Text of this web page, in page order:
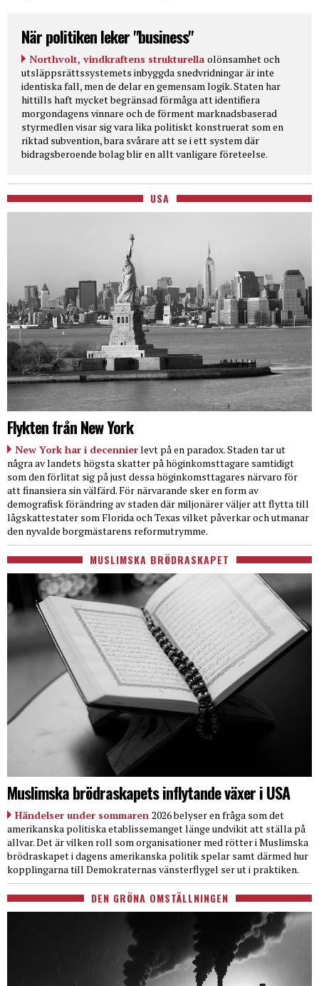
När politiken leker "business"
Northvolt, vindkraftens strukturella olönsamhet och
utsläppsrättssystemets inbyggda snedvridningar är inte
identiska fall, men de delar en gemensam logik. Staten har
hittills haft mycket begränsad förmåga att identifiera
morgondagens vinnare och de förment marknadsbaserad
styrmedlen visar sig vara lika politiskt konstruerat som en
riktad subvention, bara svårare att se i ett system där
bidragsberoende bolag blir en allt vanligare företeelse.
USA
Flykten från New York
New York har i decennierlevt på en paradox. Staden tar ut
några av landets högsta skatter på höginkomsttagare samtidigt
som den förlitat sig på just dessa höginkomsttagares närvaro för
att finansiera sin välfärd. För närvarande sker en form av
demografisk förändring av staden där miljonärer väljer att flytta till
lågskattestater som Florida och Texas vilket påverkar och utmanar
den nyvalde borgmästarens reformutrymme.
MUSLIMSKA BRÖDRASKAPET
Muslimska brödraskapets inflytande växer i USA
Händelser under sommaren 2026 belyser en fråga som det
amerikanska politiska etablissemanget länge undvikit att ställa på
allvar. Det är vilken roll som organisationer med rötter i Muslimska
brödraskapet i dagens amerikanska politik spelar samt därmed hur
kopplingarna till Demokraternas vänsterflygel ser ut i praktiken.
DEN GRÖNA OMSTÄLLNINGEN